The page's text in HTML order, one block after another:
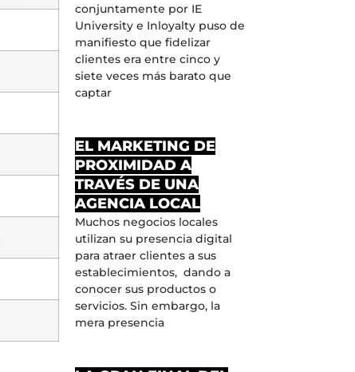
conjuntamente por IE
University e Inloyalty puso de
manifiesto que fidelizar
clientes era entre cinco y
siete veces más barato que
captar
EL MARKETING DE
PROXIMIDAD A
TRAVÉS DE UNA
AGENCIA LOCAL
Muchos negocios locales
utilizan su presencia digital
para atraer clientes a sus
establecimientos, dando a
conocer sus productos o
servicios. Sin embargo, la
mera presencia